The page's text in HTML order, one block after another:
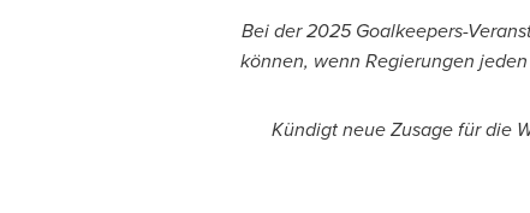
Bei der2025 Goalkeepers-
können, wenn Regierungen
Kündigt neue Zusage für die